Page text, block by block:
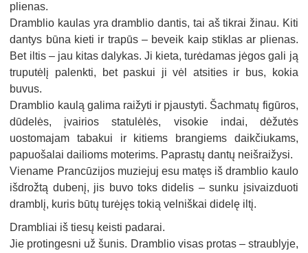
plienas.
Dramblio kaulas yra dramblio dantis, tai aš tikrai žinau. Kiti
dantys būna kieti ir trapūs – beveik kaip stiklas ar plienas.
Bet iltis – jau kitas dalykas. Ji kieta, turėdamas jėgos gali ją
truputėlį palenkti, bet paskui ji vėl atsities ir bus, kokia
buvus.
Dramblio kaulą galima raižyti ir pjaustyti. Šachmatų figūros,
dūdelės, įvairios statulėlės, visokie indai, dėžutės
uostomajam tabakui ir kitiems brangiems daikčiukams,
papuošalai dailioms moterims. Paprastų dantų neišraižysi.
Viename Prancūzijos muziejuj esu matęs iš dramblio kaulo
išdrožtą dubenį, jis buvo toks didelis – sunku įsivaizduoti
dramblį, kuris būtų turėjęs tokią velniškai didelę iltį.
Drambliai iš tiesų keisti padarai.
Jie protingesni už šunis. Dramblio visas protas – straublyje,